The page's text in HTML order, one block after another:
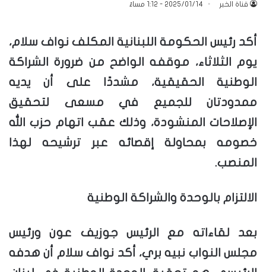
قناة الخبر 2025/01/14 - 1:12 مساءً
أكد رئيس الحكومة اللبنانية المكلف نواف سلام،
يوم الثلاثاء، موقفه الواضح من ضرورة الشراكة
الوطنية الحقيقية، مشددًا على أن يديه
ممدودتان للجميع في مسعى لتحقيق
الإصلاحات المنشودة، وذلك عقب اتهام حزب الله
خصومه بمحاولة إقصائه عبر ترشيحه لهذا
المنصب.
الالتزام بالوحدة والشراكة الوطنية
بعد لقاءاته مع الرئيس جوزيف عون ورئيس
مجلس النواب نبيه بري، أكد نواف سلام أن هدفه